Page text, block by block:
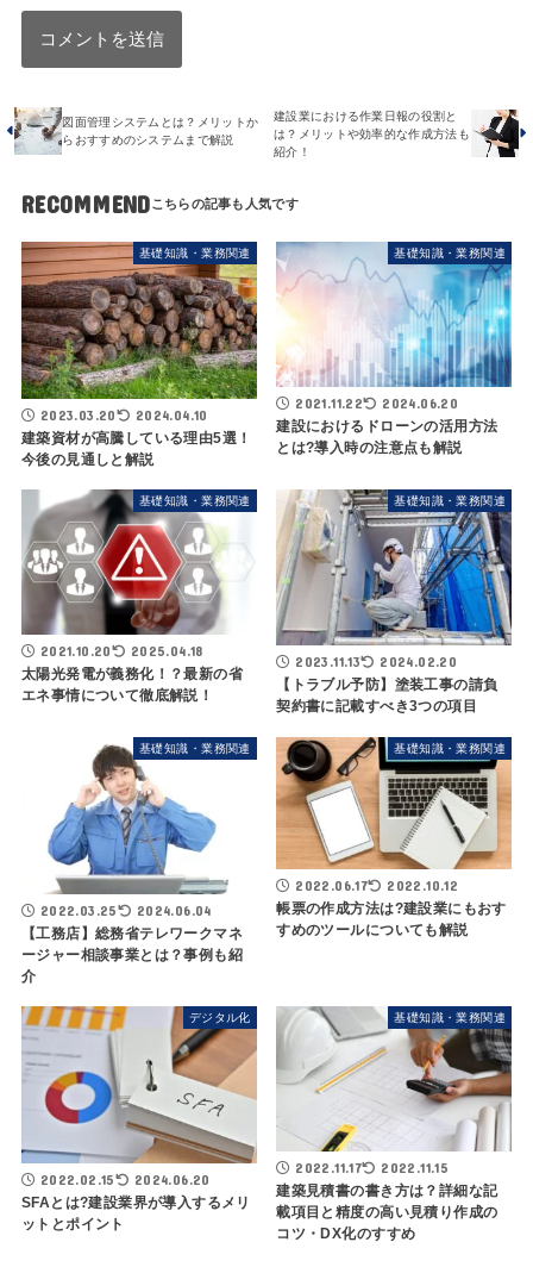
図面管理システムとは？メリットか
らおすすめのシステムまで解説
建設業における作業日報の役割と
は？メリットや効率的な作成方法も
紹介！
RECOMMEND
基礎知識・業務関連
2023.03.20 2024.04.10
建築資材が高騰している理由5選！
今後の見通しと解説
基礎知識・業務関連
2021.11.22 2024.06.20
建設におけるドローンの活用方法
とは?導入時の注意点も解説
基礎知識・業務関連
2021.10.20 2025.04.18
太陽光発電が義務化！？最新の省
エネ事情について徹底解説！
基礎知識・業務関連
2023.11.13 2024.02.20
【トラブル予防】塗装工事の請負
契約書に記載すべき3つの項目
基礎知識・業務関連
2022.03.25 2024.06.04
【工務店】総務省テレワークマネ
ージャー相談事業とは？事例も紹
介
基礎知識・業務関連
2022.06.17 2022.10.12
帳票の作成方法は?建設業にもおす
すめのツールについても解説
デジタル化
2022.02.15 2024.06.20
SFAとは?建設業界が導入するメリ
ットとポイント
基礎知識・業務関連
2022.11.17 2022.11.15
建築見積書の書き方は？詳細な記
載項目と精度の高い見積り作成の
コツ・DX化のすすめ